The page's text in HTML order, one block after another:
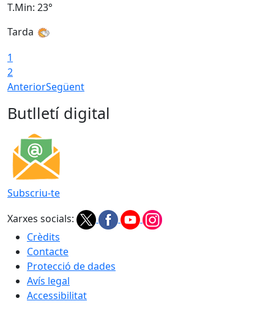
T.Min: 23°
Tarda
1
2
AnteriorSegüent
Butlletí digital
Subscriu-te
Xarxes socials:
Crèdits
Contacte
Protecció de dades
Avís legal
Accessibilitat